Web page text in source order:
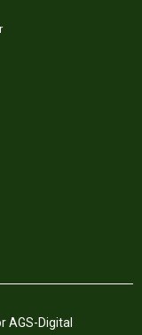
AGS-Digital